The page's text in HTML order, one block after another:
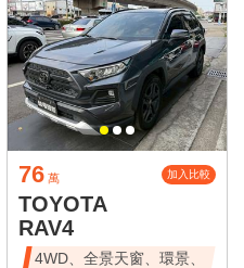
76 萬 加入比較
TOYOTA
RAV4
4WD、全景天窗、環景、